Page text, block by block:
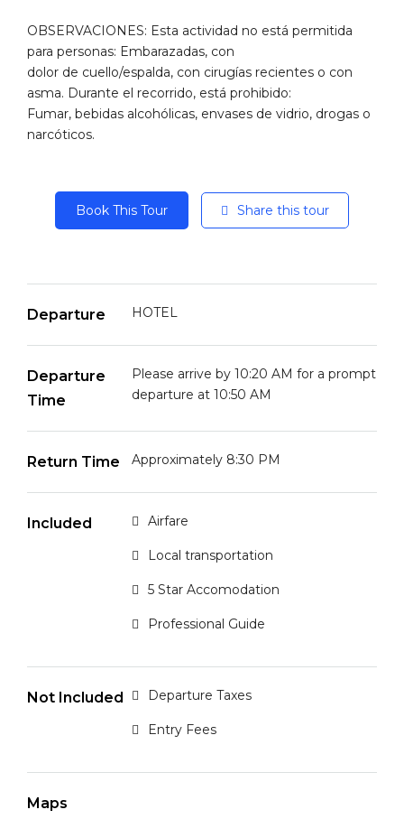
OBSERVACIONES: Esta actividad no está permitida
para personas: Embarazadas, con
dolor de cuello/espalda, con cirugías recientes o con
asma. Durante el recorrido, está prohibido:
Fumar, bebidas alcohólicas, envases de vidrio, drogas o
narcóticos.
Book This Tour Share this tour
Departure HOTEL
Departure
Time
Please arrive by 10:20 AM for a prompt
departure at 10:50 AM
Return Time Approximately 8:30 PM
Included Airfare
Local transportation
5 Star Accomodation
Professional Guide
Not Included Departure Taxes
Entry Fees
Maps